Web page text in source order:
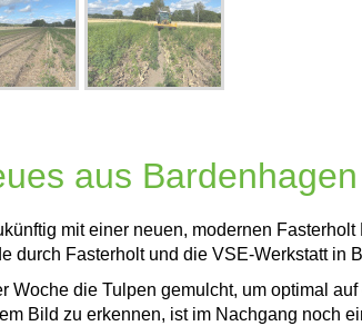
aus Bardenhagen
mit einer neuen, modernen Fasterholt
durch Fasterholt und die VSE-Werkstatt in
Woche die Tulpen gemulcht, um optimal
Bild zu erkennen, ist im Nachgang noch